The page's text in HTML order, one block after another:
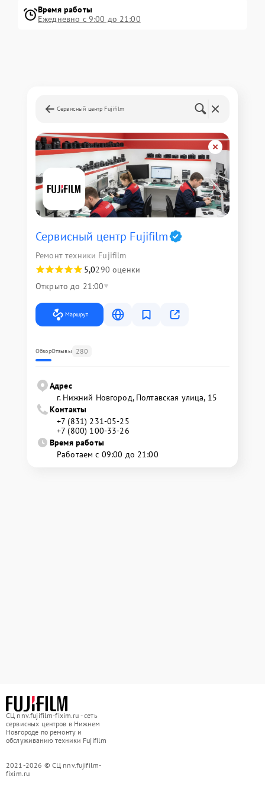
Время работы
Ежедневно с 9:00 до 21:00
Сервисный центр Fujifilm
Сервисный центр Fujifilm
Ремонт техники Fujifilm
5,0290 оценки
Открыто до 21:00
Маршрут
ОбзорОтзывы 280
Адрес
г. Нижний Новгород, Полтавская улица, 15
Контакты
+7 (831) 231-05-25
+7 (800) 100-33-26
Время работы
Работаем с 09:00 до 21:00
СЦ nnv.fujifilm-fixim.ru - сеть
сервисных центров в Нижнем
Новгороде по ремонту и
обслуживанию техники Fujifilm
2021-2026 © СЦ nnv.fujifilm-
fixim.ru